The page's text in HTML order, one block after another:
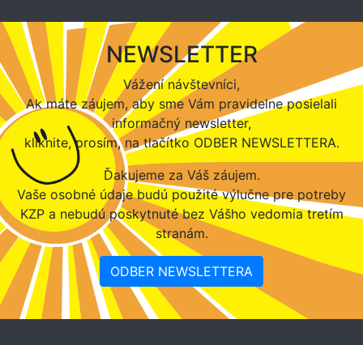
NEWSLETTER
Vážení návštevníci,
Ak máte záujem, aby sme Vám pravidelne posielali
informačný newsletter,
kliknite, prosím, na tlačítko ODBER NEWSLETTERA.
Ďakujeme za Váš záujem.
Vaše osobné údaje budú použité výlučne pre potreby
KZP a nebudú poskytnuté bez Vášho vedomia tretím
stranám.
ODBER NEWSLETTERA